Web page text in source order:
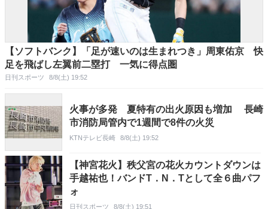
【ソフトバンク】「足が速いのは生まれつき」周東佑京 快
足を飛ばし左翼前二塁打 一気に得点圏
日刊スポーツ 8/8(土) 19:52
火事が多発 夏特有の出火原因も増加 長崎
市消防局管内で1週間で8件の火災
KTNテレビ長崎 8/8(土) 19:52
【神宮花火】秩父宮の花火カウントダウンは
手越祐也！バンドT．N．Tとして全６曲パフ
ォ
日刊スポーツ 8/8(土) 19:51